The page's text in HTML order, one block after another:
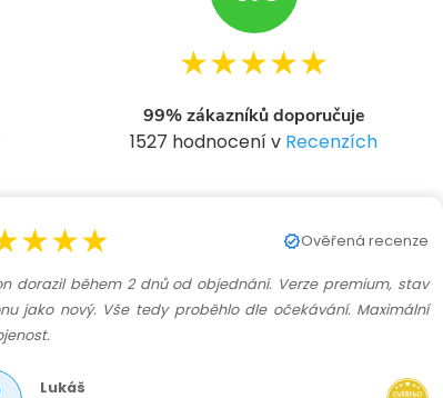
★★★★★
99% zákazníků doporučuje
1527 hodnocení v Recenzích
Ověřená recenze
dorazil během 2 dnů od objednání. Verze premium, stav
jako nový. Vše tedy proběhlo dle očekávání. Maximální
Lukáš